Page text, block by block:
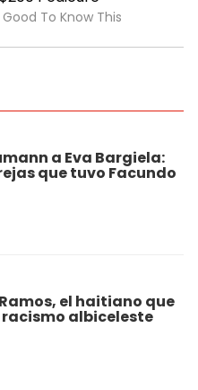
a Eva Bargiela:
que tuvo Facundo
el haitiano que
albiceleste